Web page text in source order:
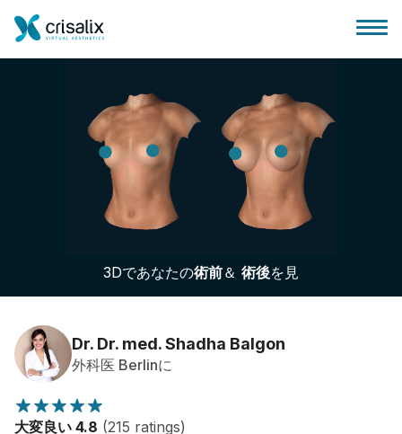
外科医ホーム
3Dビジネスプラットフォーム
サブスクリプションプラン
患者様のレビュー
3Dであなたの術前＆ 術後を見
Dr. Dr. med. Shadha Balgon
外科医 Berlinに
大変良い 4.8 (215 ratings)